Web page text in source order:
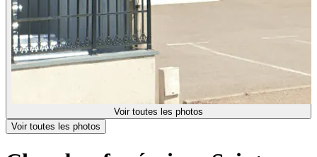
Voir toutes les photos
Voir toutes les photos